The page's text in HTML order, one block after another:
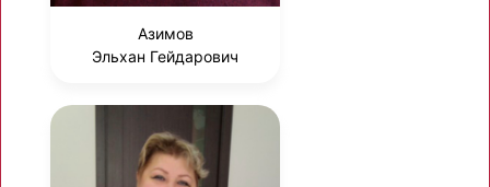
Азимов
Эльхан Гейдарович